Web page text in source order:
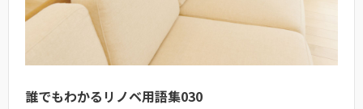
誰でもわかるリノベ用語集030